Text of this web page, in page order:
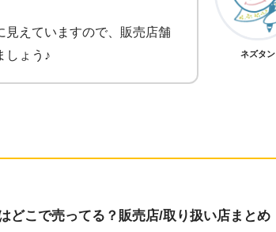
見えていますので、販売店舗
しょう♪
ネズタン
どこで売ってる？販売店/取り扱い店まとめ